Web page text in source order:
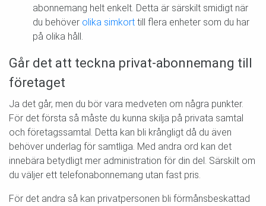
abonnemang helt enkelt. Detta är särskilt smidigt när
du behöver olika simkort till flera enheter som du har
på olika håll.
Går det att teckna privat-abonnemang till
företaget
Ja det går, men du bör vara medveten om några punkter.
För det första så måste du kunna skilja på privata samtal
och företagssamtal. Detta kan bli krångligt då du även
behöver underlag för samtliga. Med andra ord kan det
innebära betydligt mer administration för din del. Särskilt om
du väljer ett telefonabonnemang utan fast pris.
För det andra så kan privatpersonen bli förmånsbeskattad